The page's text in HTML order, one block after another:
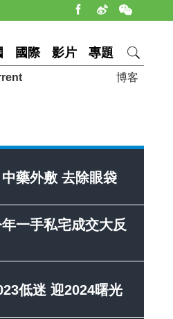
國際 影片 專題
博客
中藥外敷 去除眼袋
一手私宅成交大反
低迷 迎2024曙光